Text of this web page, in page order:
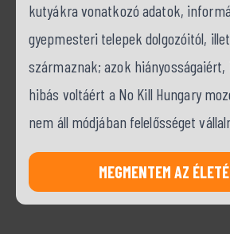
kutyákra vonatkozó adatok,
gyepmesteri telepek dolgozóitól,
származnak; azok hiányosságaiért,
hibás voltáért a No Kill Hungary
nem áll módjában felelősséget
MEGMENTEM AZ